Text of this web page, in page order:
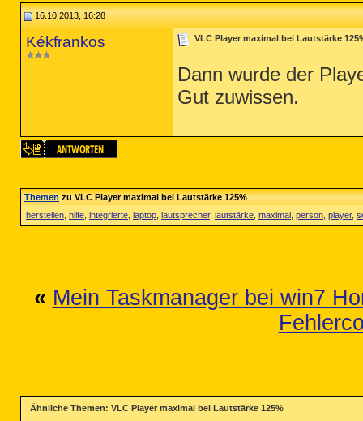
16.10.2013, 16:28
Kékfrankos VLC Player maximal bei Lautstärke
Dann wurde der
Gut zuwissen.
Themenzu VLC Player maximal bei Lautstärke 125%
herstellen hilfe integrierte laptop lautsprecher, lautstärke maximal person player,
« Mein Taskmanager bei win7
Ähnliche Themen: VLC Player maximal bei Lautstärke 125%